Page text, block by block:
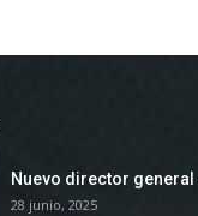
Nuevo director general
28 junio, 2025